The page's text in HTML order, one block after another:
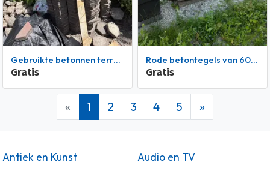
Gebruikte betonnen terrastegels
Gratis
rode betontegels van 60 x 40 x 5
Gratis
« 1 2 3 4 5 »
Antiek en Kunst
Audio en TV